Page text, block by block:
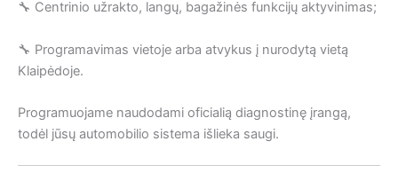
🔧 Centrinio užrakto, langų, bagažinės funkcijų aktyvinimas;
🔧 Programavimas vietoje arba atvykus į nurodytą vietą
Klaipėdoje.
Programuojame naudodami oficialią diagnostinę įrangą,
todėl jūsų automobilio sistema išlieka saugi.